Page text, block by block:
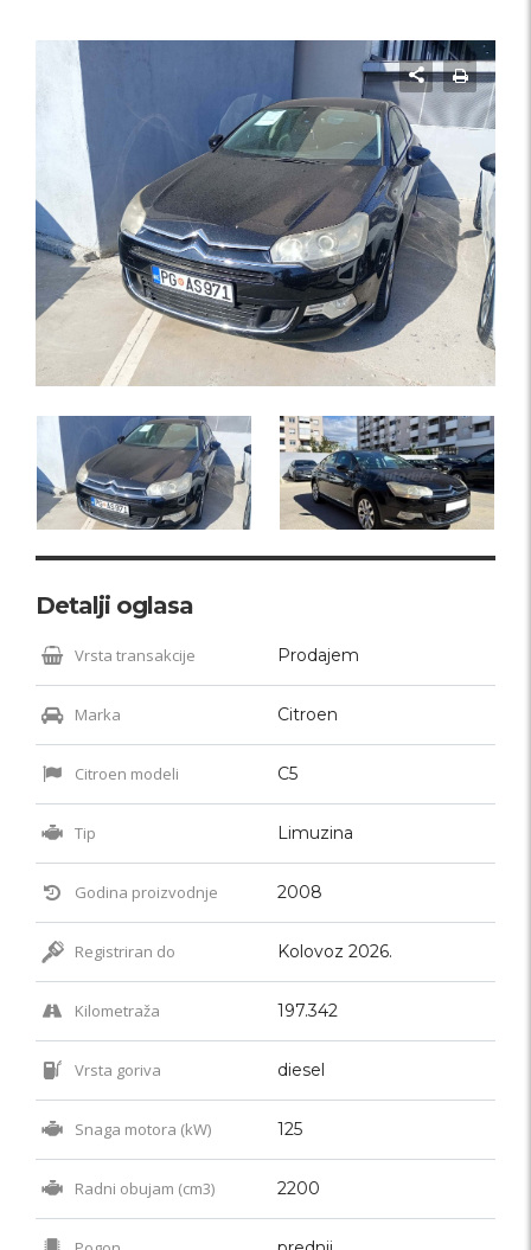
Detalji oglasa
Vrsta transakcije Prodajem
Marka Citroen
Citroen modeli C5
Tip Limuzina
Godina proizvodnje 2008
Registriran do Kolovoz 2026.
Kilometraža 197.342
Vrsta goriva diesel
Snaga motora (kW) 125
Radni obujam (cm3) 2200